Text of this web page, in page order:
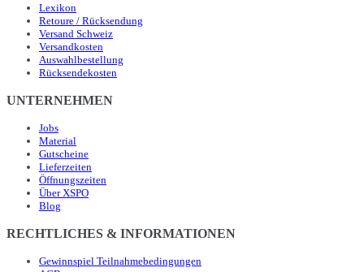
Lexikon
Retoure / Rücksendung
Versand Schweiz
Versandkosten
Auswahlbestellung
Rücksendekosten
UNTERNEHMEN
Jobs
Material
Gutscheine
Lieferzeiten
Öffnungszeiten
Über XSPO
Blog
RECHTLICHES & INFORMATIONEN
Gewinnspiel Teilnahmebedingungen